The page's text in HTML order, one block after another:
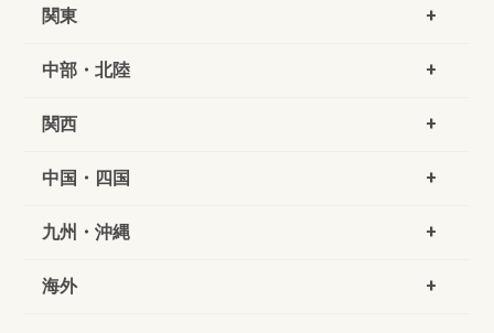
関東
中部・北陸
関西
中国・四国
九州・沖縄
海外